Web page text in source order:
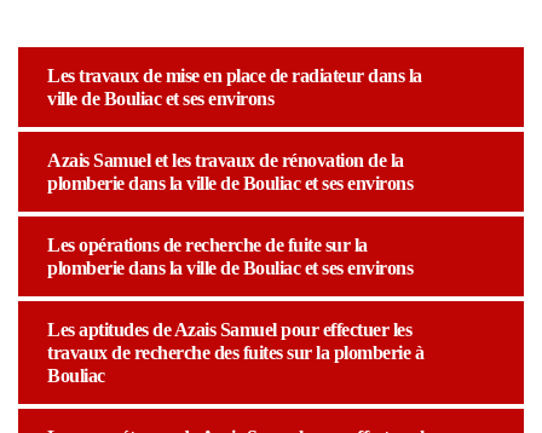
Les travaux de mise en place de radiateur dans la
ville de Bouliac et ses environs
Azais Samuel et les travaux de rénovation de la
plomberie dans la ville de Bouliac et ses environs
Les opérations de recherche de fuite sur la
plomberie dans la ville de Bouliac et ses environs
Les aptitudes de Azais Samuel pour effectuer les
travaux de recherche des fuites sur la plomberie à
Bouliac